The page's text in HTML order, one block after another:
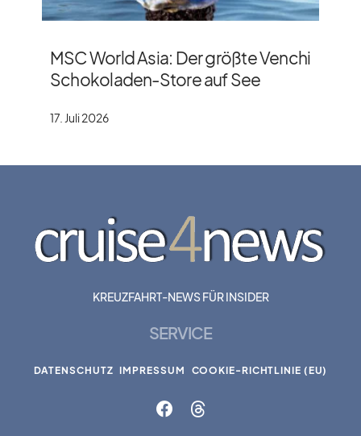
MSC World Asia: Der größte Venchi
Schokoladen-Store auf See
17. Juli 2026
KREUZFAHRT-NEWS FÜR INSIDER
SERVICE
DATENSCHUTZ IMPRESSUM COOKIE-RICHTLINIE (EU)